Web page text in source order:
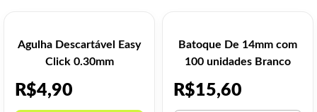
Agulha Descartável Easy
Click 0.30mm
R$4,90
Batoque De 14mm com
100 unidades Branco
R$15,60